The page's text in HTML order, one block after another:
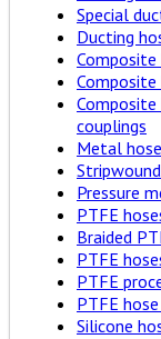
Special
Ducting
Composite
couplings
Metal
Pressure
PTFE
Braided
PTFE
PTFE
PTFE
Silicone